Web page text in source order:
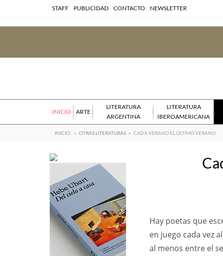
STAFF PUBLICIDAD CONTACTO NEWSLETTER
INICIO ARTE
LITERATURA
ARGENTINA
LITERATURA
IBEROAMERICANA
INICIO » OTRAS LITERATURAS » CADA VERANO EL ÚLTIMO VERANO
Hay poetas que
en juego cada vez
al menos entre el